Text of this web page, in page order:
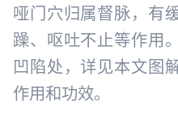
哑门穴归属督脉，有
躁、呕吐不止等作用
凹陷处，详见本文图
作用和功效。